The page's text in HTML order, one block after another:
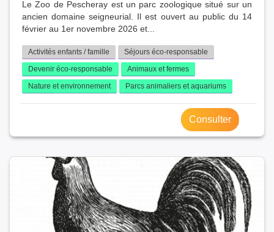
Le Zoo de Pescheray est un parc zoologique situé sur un
ancien domaine seigneurial. Il est ouvert au public du 14
février au 1er novembre 2026 et...
Activités enfants / famille
Séjours éco-responsable
Devenir éco-responsable
Animaux et fermes
Nature et environnement
Parcs animaliers et aquariums
Consulter